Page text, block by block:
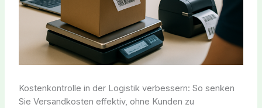
Kostenkontrolle in der Logistik verbessern: So senken
Sie Versandkosten effektiv, ohne Kunden zu